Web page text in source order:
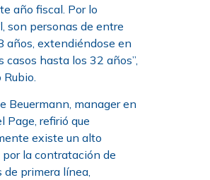
año fiscal. Por lo
son personas de entre
años, extendiéndose en
casos hasta los 32 años”,
Beuermann, manager en
Page, refirió que
existe un alto
la contratación de
de primera línea,